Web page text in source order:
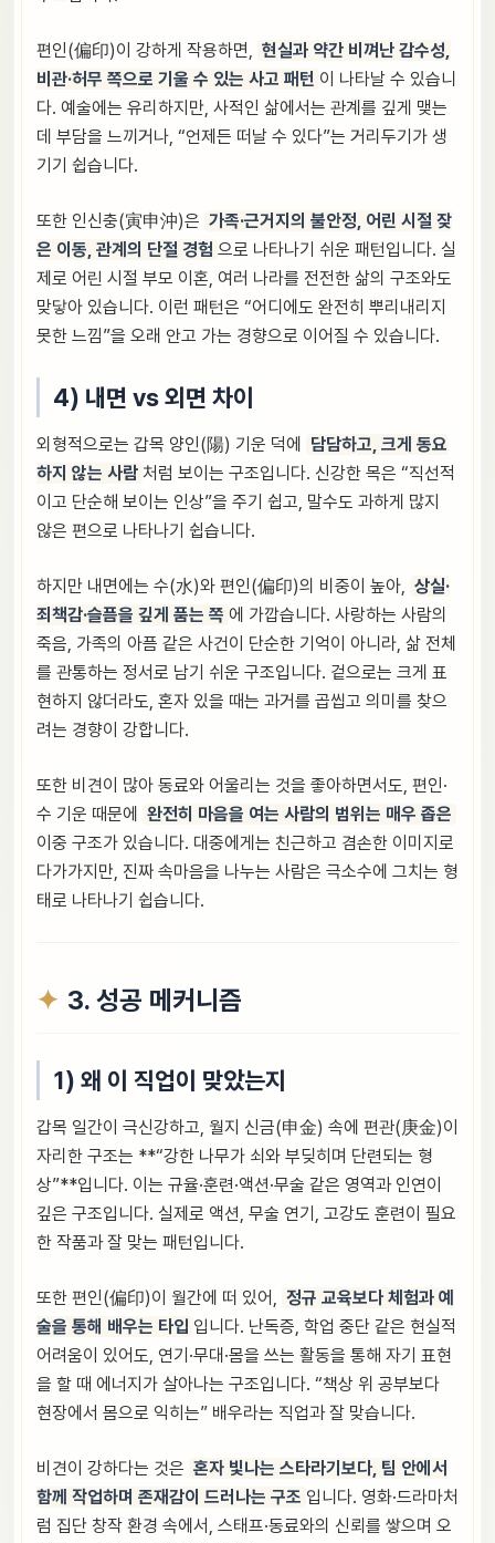
편인(偏印)이 강하게 작용하면, 현실과 약간 비껴난 감수성,
비관·허무 쪽으로 기울 수 있는 사고 패턴 이 나타날 수 있습니
다. 예술에는 유리하지만, 사적인 삶에서는 관계를 깊게 맺는
데 부담을 느끼거나, “언제든 떠날 수 있다”는 거리두기가 생
기기 쉽습니다.
또한 인신충(寅申沖)은 가족·근거지의 불안정, 어린 시절 잦
은 이동, 관계의 단절 경험 으로 나타나기 쉬운 패턴입니다. 실
제로 어린 시절 부모 이혼, 여러 나라를 전전한 삶의 구조와도
맞닿아 있습니다. 이런 패턴은 “어디에도 완전히 뿌리내리지
못한 느낌”을 오래 안고 가는 경향으로 이어질 수 있습니다.
4) 내면 vs 외면 차이
외형적으로는 갑목 양인(陽) 기운 덕에
담담하고, 크게 동요
하지 않는 사람 처럼 보이는 구조입니다. 신강한 목은 “직선적
이고 단순해 보이는 인상”을 주기 쉽고, 말수도 과하게 많지
않은 편으로 나타나기 쉽습니다.
하지만 내면에는 수(水)와 편인(偏印)의 비중이 높아, 상실·
죄책감·슬픔을 깊게 품는 쪽 에 가깝습니다. 사랑하는 사람의
죽음, 가족의 아픔 같은 사건이 단순한 기억이 아니라, 삶 전체
를 관통하는 정서로 남기 쉬운 구조입니다. 겉으로는 크게 표
현하지 않더라도, 혼자 있을 때는 과거를 곱씹고 의미를 찾으
려는 경향이 강합니다.
또한 비견이 많아 동료와 어울리는 것을 좋아하면서도, 편인·
수 기운 때문에
완전히 마음을 여는 사람의 범위는 매우 좁은
이중 구조가 있습니다. 대중에게는 친근하고 겸손한 이미지로
다가가지만, 진짜 속마음을 나누는 사람은 극소수에 그치는 형
태로 나타나기 쉽습니다.
3. 성공 메커니즘
1) 왜 이 직업이 맞았는지
갑목 일간이 극신강하고, 월지 신금(申金) 속에 편관(庚金)이
자리한 구조는 **“강한 나무가 쇠와 부딪히며 단련되는 형
상”**입니다. 이는 규율·훈련·액션·무술 같은 영역과 인연이
깊은 구조입니다. 실제로 액션, 무술 연기, 고강도 훈련이 필요
한 작품과 잘 맞는 패턴입니다.
또한 편인(偏印)이 월간에 떠 있어, 정규 교육보다 체험과 예
술을 통해 배우는 타입 입니다. 난독증, 학업 중단 같은 현실적
어려움이 있어도, 연기·무대·몸을 쓰는 활동을 통해 자기 표현
을 할 때 에너지가 살아나는 구조입니다. “책상 위 공부보다
현장에서 몸으로 익히는” 배우라는 직업과 잘 맞습니다.
비견이 강하다는 것은 혼자 빛나는 스타라기보다, 팀 안에서
함께 작업하며 존재감이 드러나는 구조 입니다. 영화·드라마처
럼 집단 창작 환경 속에서, 스태프·동료와의 신뢰를 쌓으며 오